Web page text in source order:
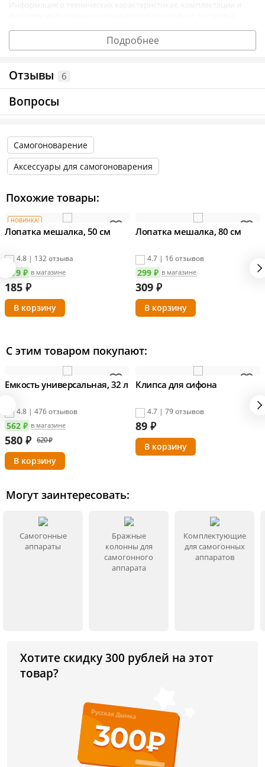
Подробнее
Отзывы 6
Вопросы
Самогоноварение
Аксессуары для самогоноварения
Похожие товары:
НОВИНКА!
Лопатка мешалка, 50 см
4.8 | 132 отзыва
179 ₽ в магазине
185 ₽
Лопатка мешалка, 80 см
4.7 | 16 отзывов
299 ₽ в магазине
309 ₽
С этим товаром покупают:
Емкость универсальная, 32 л
4.8 | 476 отзывов
562 ₽ в магазине
580 ₽ 620 ₽
Клипса для сифона
4.7 | 79 отзывов
89 ₽
Могут заинтересовать:
Самогонные
аппараты
Бражные
колонны для
самогонного
аппарата
Комплектующие
для самогонных
аппаратов
Хотите скидку 300 рублей на этот
товар?